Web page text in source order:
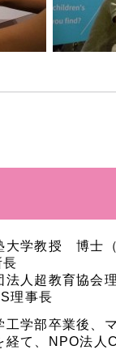
大学教授 博士
法人超教育協会
理事長
工学部卒業後、
経て、NPO法人